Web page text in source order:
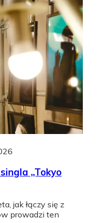
„Tokyo
jak łączy się z
prowadzi ten